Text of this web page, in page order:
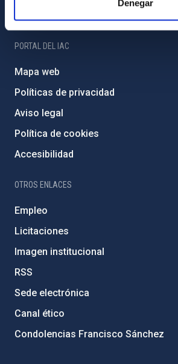
Denegar
PORTAL DEL IAC
Mapa web
Políticas de privacidad
Aviso legal
Política de cookies
Accesibilidad
OTROS ENLACES
Empleo
Licitaciones
Imagen institucional
RSS
Sede electrónica
Canal ético
Condolencias Francisco Sánchez